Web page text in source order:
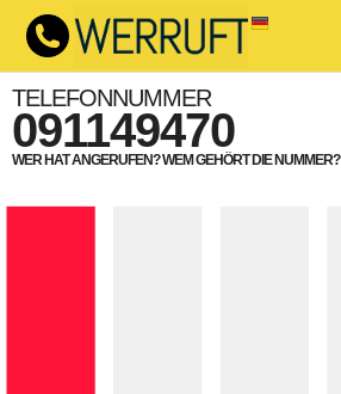
TELEFONNUMMER
091149470
WER HAT ANGERUFEN? WEM GEHÖRT DIE NUMMER?